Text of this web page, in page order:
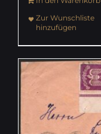
Zur Wunschliste
hinzufügen